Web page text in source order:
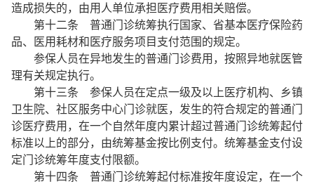
造成损失的，由用人单位承担医疗费用相关赔偿。
第十二条 普通门诊统筹执行国家、省基本医疗保险药
品、医用耗材和医疗服务项目支付范围的规定。
参保人员在异地发生的普通门诊费用，按照异地就医管
理有关规定执行。
第十三条 参保人员在定点一级及以上医疗机构、乡镇
卫生院、社区服务中心门诊就医，发生的符合规定的普通门
诊医疗费用，在一个自然年度内累计超过普通门诊统筹起付
标准以上的部分，由统筹基金按比例支付。统筹基金支付设
定门诊统筹年度支付限额。
第十四条 普通门诊统筹起付标准按年度设定，在一个